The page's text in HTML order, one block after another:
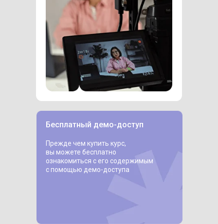
Бесплатный демо-доступ
Прежде чем купить курс,
вы можете бесплатно
ознакомиться с его содержимым
с помощью демо-доступа